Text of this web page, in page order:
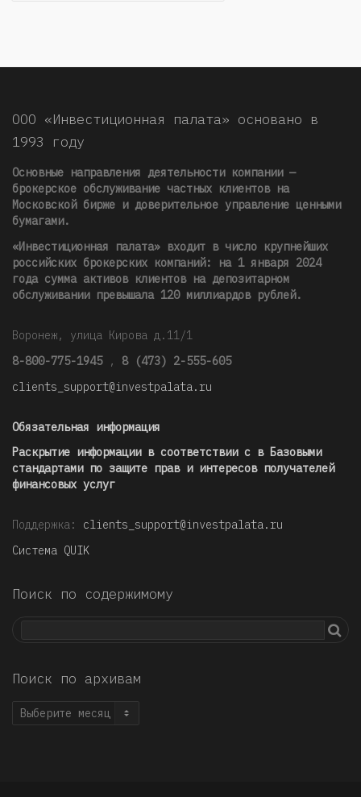
ООО «Инвестиционная палата» основано в
1993 году
Основные направления деятельности компании —
брокерское обслуживание частных клиентов на
Московской бирже и доверительное управление ценными
бумагами.
«Инвестиционная палата» входит в число крупнейших
российских брокерских компаний: на 1 января 2024
года сумма активов клиентов на депозитарном
обслуживании превышала 120 миллиардов рублей.
Воронеж, улица Кирова д.11/1
8-800-775-1945 , 8 (473) 2-555-605
clients_support@investpalata.ru
Обязательная информация
Раскрытие информации в соответствии с в Базовыми
стандартами по защите прав и интересов получателей
финансовых услуг
Поддержка: clients_support@investpalata.ru
Система QUIK
Поиск по содержимому
Поиск по архивам
Поиск